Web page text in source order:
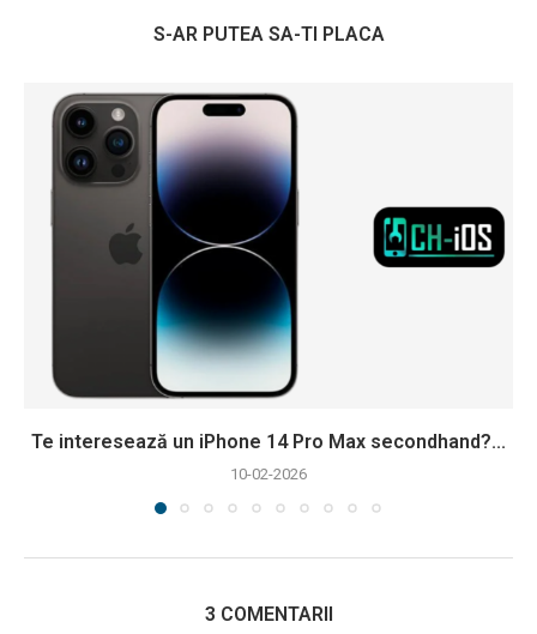
S-AR PUTEA SA-TI PLACA
Te interesează un iPhone 14 Pro Max secondhand?...
10-02-2026
3 COMENTARII